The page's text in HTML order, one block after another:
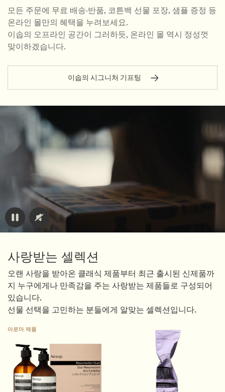
모든 주문에 무료 배송·반품, 코튼백 선물 포장, 샘플 증정 등
온라인 몰만의 혜택을 누려보세요.
이솝의 오프라인 공간이 그러하듯, 온라인 몰 역시 정성껏
맞이하겠습니다.
이솝의 시그니처 기프팅
사랑받는 셀렉션
오랜 사랑을 받아온 클래식 제품부터 최근 출시된 신제품까
지 누구에게나 만족감을 주는 사랑받는 제품들로 구성되어
있습니다.
선물 선택을 고민하는 분들에게 알맞는 셀렉션입니다.
아로마 제품